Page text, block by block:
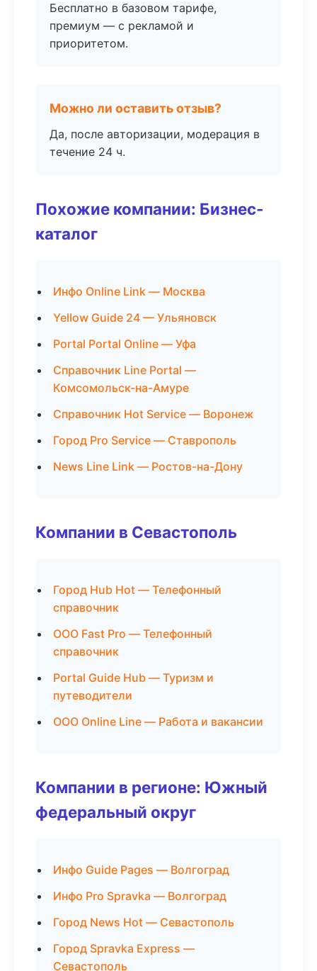
Бесплатно в базовом тарифе,
премиум — с рекламой и
приоритетом.
Можно ли оставить отзыв?
Да, после авторизации, модерация в
течение 24 ч.
Похожие компании: Бизнес-
каталог
Инфо Online Link — Москва
Yellow Guide 24 — Ульяновск
Portal Portal Online — Уфа
Справочник Line Portal —
Комсомольск-на-Амуре
Справочник Hot Service — Воронеж
Город Pro Service — Ставрополь
News Line Link — Ростов-на-Дону
Компании в Севастополь
Город Hub Hot — Телефонный
справочник
ООО Fast Pro — Телефонный
справочник
Portal Guide Hub — Туризм и
путеводители
ООО Online Line — Работа и вакансии
Компании в регионе: Южный
федеральный округ
Инфо Guide Pages — Волгоград
Инфо Pro Spravka — Волгоград
Город News Hot — Севастополь
Город Spravka Express —
Севастополь